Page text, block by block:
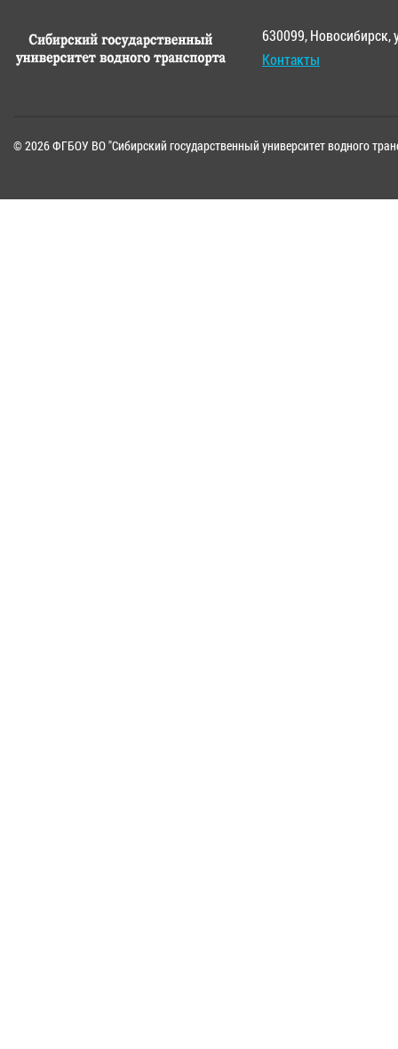
630099, Новосибирск,
Контакты
© 2026 ФГБОУ ВО "Сибирский государственный университет водного